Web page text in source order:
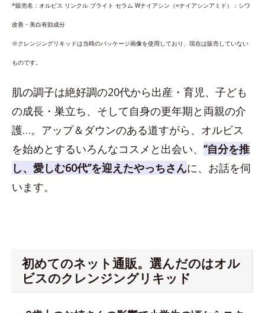
*販売名：オルビス リンクル ブライト セラム Wナイアシン（=ナイアシンアミド）：シワ
改善・美白有効成分
※クレンジングリキッドは当時のパッケージ画像を使用しており、現在は販売していない
ものです。
肌の調子は絶好調の20代から出産・育児、子ども
の成長・巣立ち、そして自身の更年期と両親の介
護…。アップ＆ダウンのある道すがら、オルビス
を始めとするいろんなコスメと出会い、 “自分を推
し、愛しむ60代”を迎えたやっちさんに、お話を伺
います。
初めてのネット通販。選んだのはオル
ビスのクレンジングリキッド